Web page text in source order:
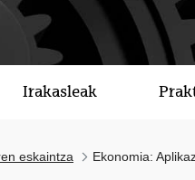
Irakasleak
eskaintza Ekonomia: